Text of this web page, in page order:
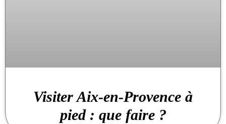
Visiter Aix-en-Provence à
pied : que faire ?